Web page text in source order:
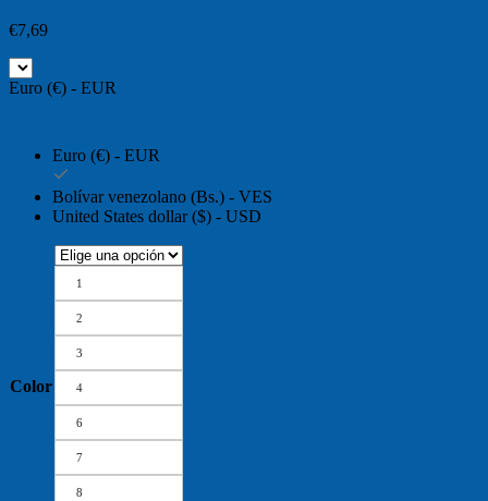
€7,69
Euro (€) - EUR
Euro (€) - EUR
Bolívar venezolano (Bs.) - VES
United States dollar ($) - USD
Color
1
2
3
4
6
7
8